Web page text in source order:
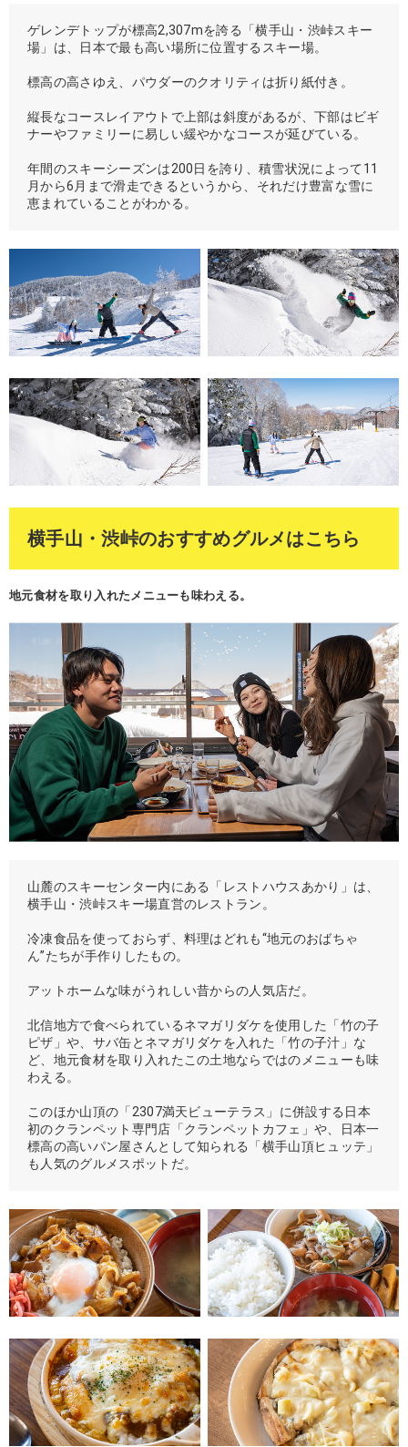
ゲレンデトップが標高2,307mを誇る「横手山・渋峠スキー
場」は、日本で最も高い場所に位置するスキー場。
標高の高さゆえ、パウダーのクオリティは折り紙付き。
縦長なコースレイアウトで上部は斜度があるが、下部はビギ
ナーやファミリーに易しい緩やかなコースが延びている。
年間のスキーシーズンは200日を誇り、積雪状況によって11
月から6月まで滑走できるというから、それだけ豊富な雪に
恵まれていることがわかる。
横手山・渋峠のおすすめグルメはこちら
地元食材を取り入れたメニューも味わえる。
山麓のスキーセンター内にある「レストハウスあかり」は、
横手山・渋峠スキー場直営のレストラン。
冷凍食品を使っておらず、料理はどれも“地元のおばちゃ
ん”たちが手作りしたもの。
アットホームな味がうれしい昔からの人気店だ。
北信地方で食べられているネマガリダケを使用した「竹の子
ピザ」や、サバ缶とネマガリダケを入れた「竹の子汁」な
ど、地元食材を取り入れたこの土地ならではのメニューも味
わえる。
このほか山頂の「2307満天ビューテラス」に併設する日本
初のクランペット専門店「クランペットカフェ」や、日本一
標高の高いパン屋さんとして知られる「横手山頂ヒュッテ」
も人気のグルメスポットだ。